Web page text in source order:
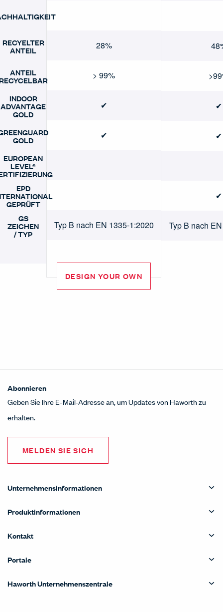
RECYELTER
ANTEIL
ANTEIL
INDOOR
ADVANTAGE
GOLD
GOLD
EUROPEAN
LEVEL®
EPD
GEPRÜFT
GS
ZEICHEN
/ TYP
28%
> 99%
✔
✔
Typ B nach EN 1335-1:2020
DESIGN YOUR OWN
✔
✔
✔
Typ B nach
Abonnieren
Geben Sie Ihre E-Mail-Adresse an, um Updates von Haworth zu
erhalten.
MELDEN SIE SICH
Unternehmensinformationen
Produktinformationen
Kontakt
Portale
Haworth Unternehmenszentrale